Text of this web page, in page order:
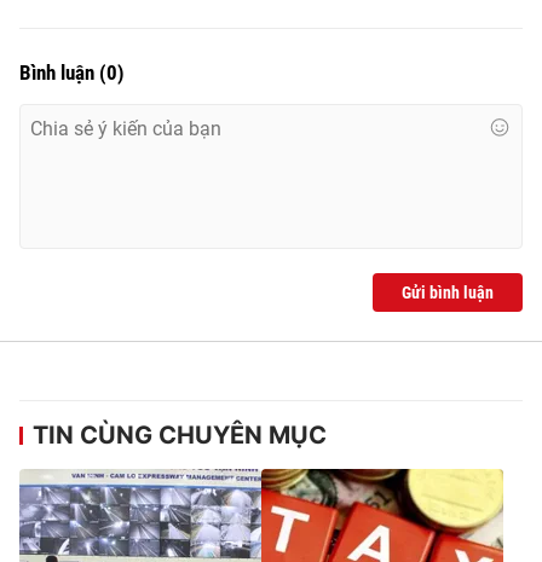
Bình luận (0)
Gửi bình luận
TIN CÙNG CHUYÊN MỤC